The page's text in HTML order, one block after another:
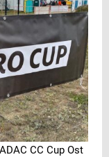
CC Cup Ost